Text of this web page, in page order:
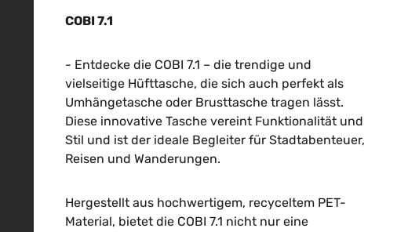
COBI 7.1
- Entdecke die COBI 7.1 – die trendige und
vielseitige Hüfttasche, die sich auch perfekt als
Umhängetasche oder Brusttasche tragen lässt.
Diese innovative Tasche vereint Funktionalität und
Stil und ist der ideale Begleiter für Stadtabenteuer,
Reisen und Wanderungen.
Hergestellt aus hochwertigem, recyceltem PET-
Material, bietet die COBI 7.1 nicht nur eine